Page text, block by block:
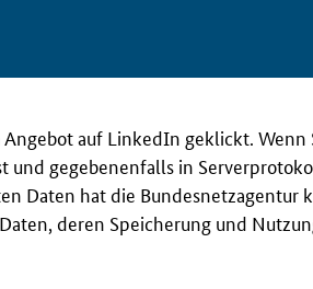
auf LinkedIn geklickt. Wenn
und gegebenenfalls in
Daten hat die Bundesnetzagentur
deren Speicherung und